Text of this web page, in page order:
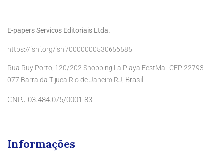
E-papers Servicos Editoriais Ltda.
https://isni.org/isni/0000000530656585
Rua Ruy Porto, 120/202 Shopping La Playa FestMall CEP 22793-
077 Barra da Tijuca Rio de Janeiro RJ, Brasil
CNPJ 03.484.075/0001-83
Informações